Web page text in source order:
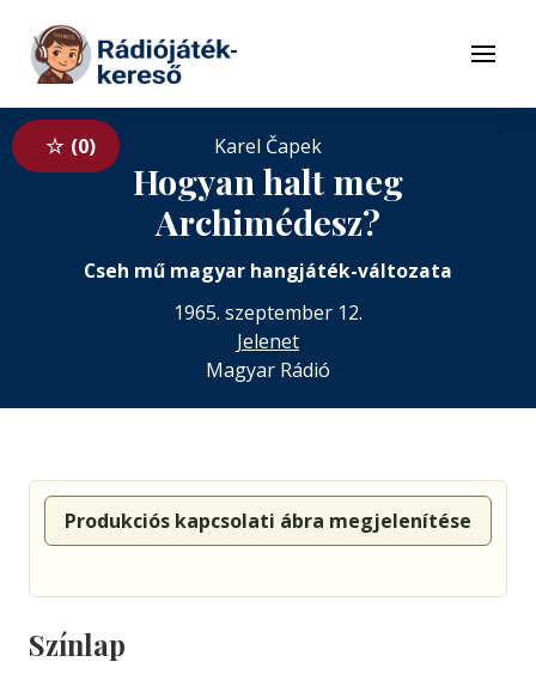
Tovább a tartalomhoz
Menü
0 Karel Čapek
Hogyan halt meg
Archimédesz?
Cseh mű magyar hangjáték-változata
1965. szeptember 12.
Jelenet
Magyar Rádió
Produkciós kapcsolati ábra megjelenítése
Színlap